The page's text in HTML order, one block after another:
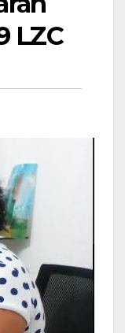
LZC